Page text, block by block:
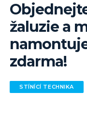
žaluzie a
zdarma!
STÍNÍCÍ TECHNIKA